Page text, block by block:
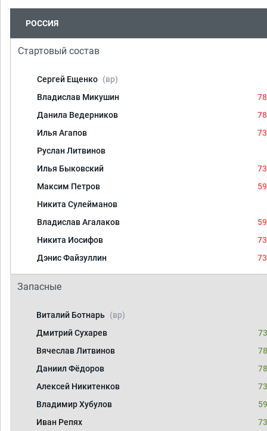
РОССИЯ
Стартовый состав
Сергей Ещенко (вр)
Владислав Микушин
Данила Ведерников
Илья Агапов
Руслан Литвинов
Илья Быковский
Максим Петров
Никита Сулейманов
Владислав Агалаков
Никита Иосифов
Дэнис Файзуллин
Запасные
Виталий Ботнарь (вр)
Дмитрий Сухарев
Вячеслав Литвинов
Даниил Фёдоров
Алексей Никитенков
Владимир Хубулов
Иван Репях